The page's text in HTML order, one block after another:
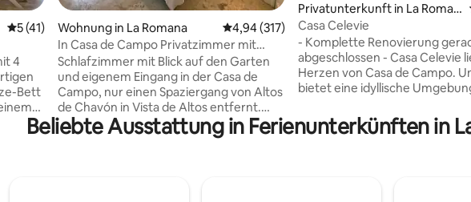
Durchschnittliche Bewertung: 5 von 5, 41 Bewertungen
5 (41)
4
Bett
Wohnung in La Romana Durchschnittliche Bewertung: 4,94 von 5,
4,94 (317)
In Casa de Campo Privatzimmer mit
Eingang in der Nähe von Chavón
Schlafzimmer mit Blick auf den Garten
und eigenem Eingang in der Casa de
Campo, nur einen Spaziergang von Altos
de Chavón in Vista de Altos entfernt.
Queensize- und Doppelbetten,
Kühlschrank, Mikrowelle,
Privatunterkunft in La Roman
a
Casa Celevie
- Komplette Renovierung
abgeschlossen - Casa Celevie liegt im
Herzen von Casa de Campo.
bietet eine idyllische
tropischen Rückzugsort. Mit
geräumigen Design bietet
Beliebte Ausstattung in Ferienunterkünften in